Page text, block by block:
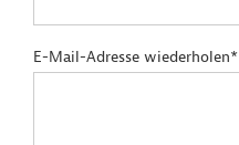
E-Mail-Adresse wiederholen*